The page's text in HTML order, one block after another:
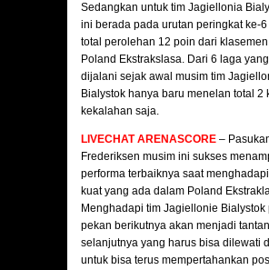
Sedangkan untuk tim Jagiellonia
ini berada pada urutan peringkat ke-
total perolehan 12 poin dari
Poland Ekstrakslasa. Dari 6 laga
dijalani sejak awal musim tim
Bialystok hanya baru menelan total 2
kekalahan saja.
LIVECHAT ARENASCORE –
Frederiksen musim ini sukses
performa terbaiknya saat
kuat yang ada dalam Poland
Menghadapi tim Jagiellonie Bialystok
pekan berikutnya akan menjadi
selanjutnya yang harus bisa dilewati
untuk bisa terus mempertahankan